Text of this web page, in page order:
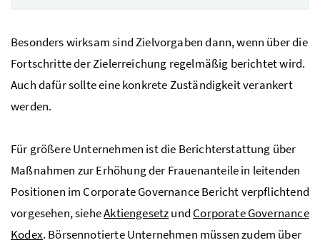
Besonders wirksam sind Zielvorgaben dann, wenn über die
Fortschritte der Zielerreichung regelmäßig berichtet wird.
Auch dafür sollte eine konkrete Zuständigkeit verankert
werden.
Für größere Unternehmen ist die Berichterstattung über
Maßnahmen zur Erhöhung der Frauenanteile in leitenden
Positionen im Corporate Governance Bericht verpflichtend
vorgesehen, sieheAktiengesetzund Corporate Governance
Kodex. Börsennotierte Unternehmen müssen zudem über